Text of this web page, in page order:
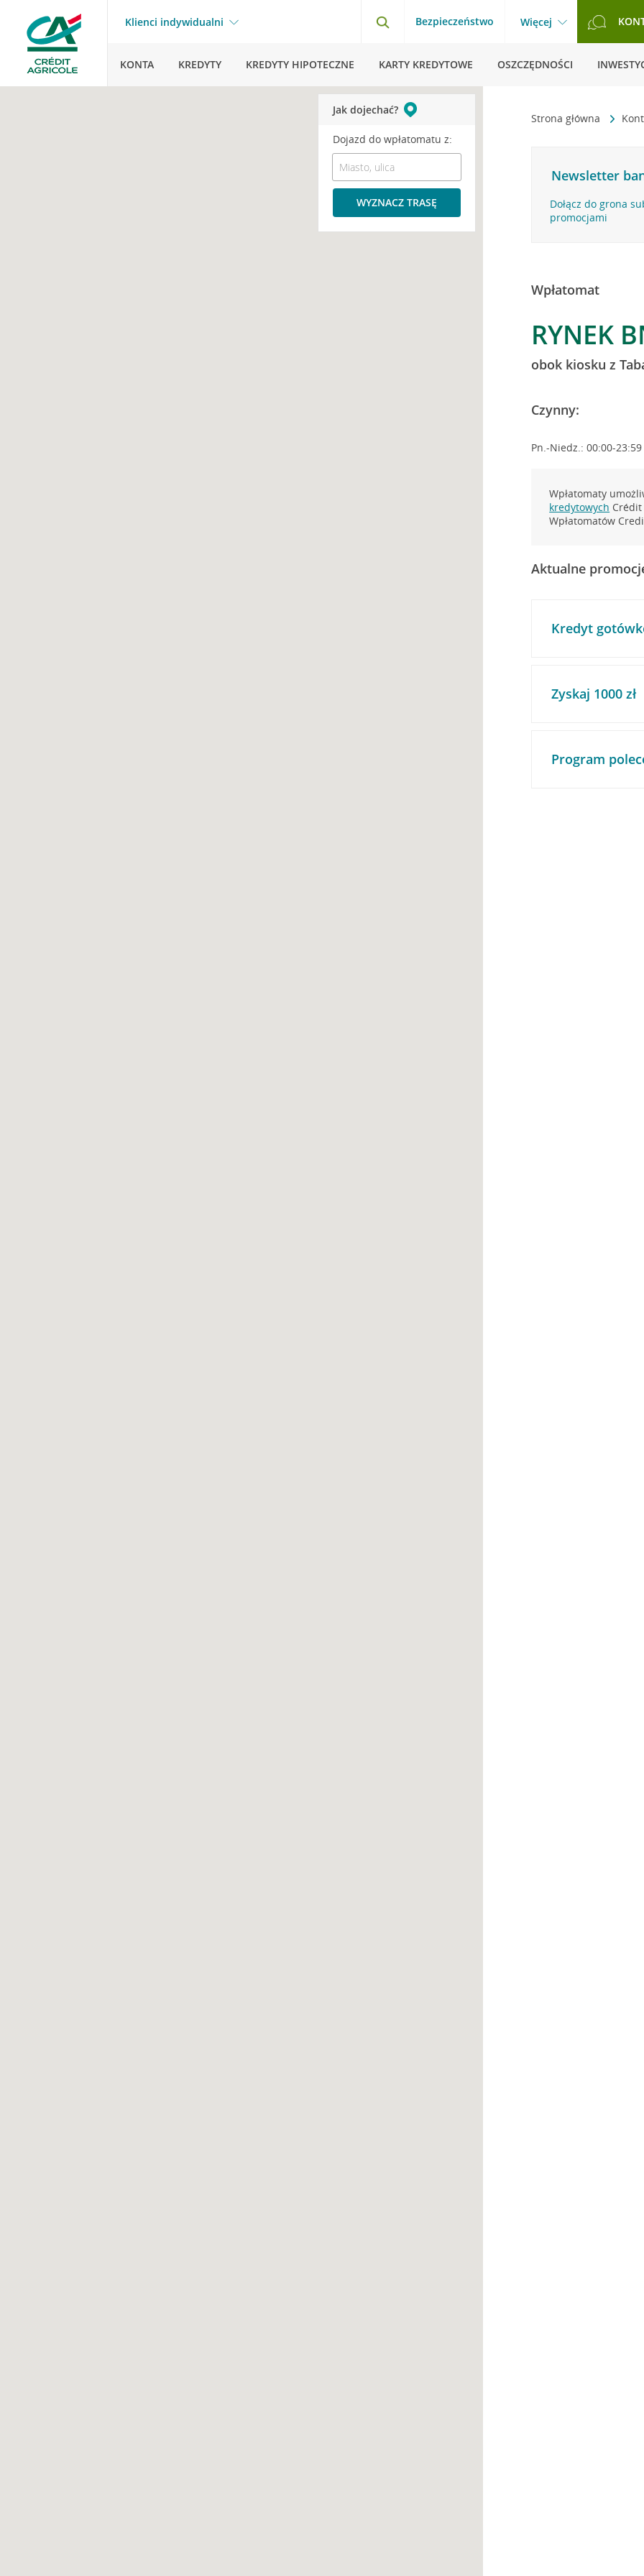
Klienci indywidualni Bezpieczeństwo Więcej
KONTA KREDYTY KREDYTY HIPOTECZNE KARTY KREDYTOWE OSZCZĘDNOŚCI
Strona główna
Newsletter
Dołącz do grona
promocjami
Wpłatomat
RYNEK
obok kiosku z
Czynny:
Pn.-Niedz.: 00:00-23:59
Wpłatomaty
kredytowych
Wpłatomatów
Aktualne
Kredyt
Zyskaj 1000 zł
Program
Jak dojechać?
Dojazd do wpłatomatu z:
WYZNACZ TRASĘ